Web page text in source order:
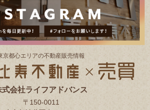
東京都⼼エリアの不動産販売情報